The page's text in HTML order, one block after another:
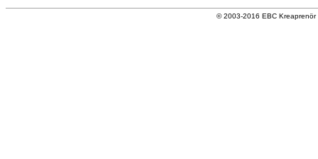
© 2003-2016 EBC Kreaprenör